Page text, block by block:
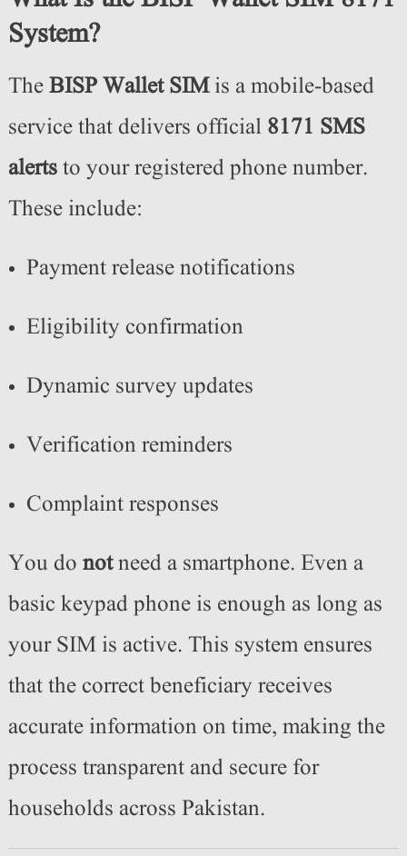
System?
TheBISP Wallet SIMis a mobile-based
service that delivers official 8171 SMS
alertsto your registered phone number.
These include:
Payment release notifications
Eligibility confirmation
Dynamic survey updates
Verification reminders
Complaint responses
You do notneed a smartphone. Even a
basic keypad phone is enough as long as
your SIM is active. This system ensures
that the correct beneficiary receives
accurate information on time, making the
process transparent and secure for
households across Pakistan.